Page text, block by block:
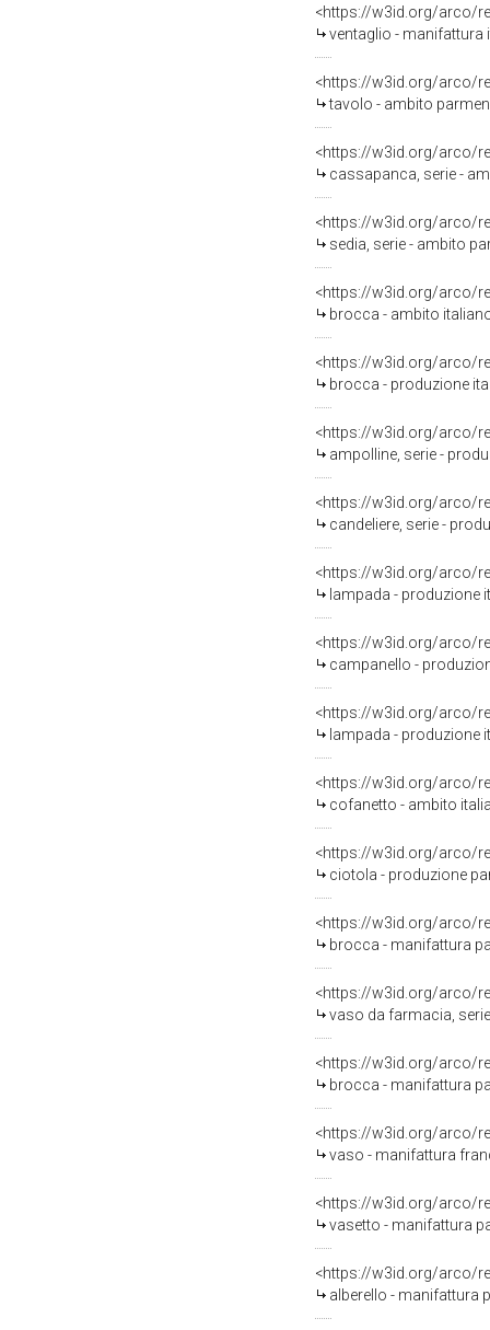
<https://w3id.org/arco/
ventaglio - manifattura
<https://w3id.org/arco/
tavolo - ambito
<https://w3id.org/arco/
cassapanca, serie -
<https://w3id.org/arco/
sedia, serie - ambito
<https://w3id.org/arco/
brocca - ambito
<https://w3id.org/arco/
brocca - produzione
<https://w3id.org/arco/
ampolline, serie -
<https://w3id.org/arco/
candeliere, serie -
<https://w3id.org/arco/
lampada - produzione
<https://w3id.org/arco/
campanello -
<https://w3id.org/arco/
lampada - produzione
<https://w3id.org/arco/
cofanetto - ambito
<https://w3id.org/arco/
ciotola - produzione
<https://w3id.org/arco/
brocca - manifattura
<https://w3id.org/arco/
vaso da farmacia,
<https://w3id.org/arco/
brocca - manifattura
<https://w3id.org/arco/
vaso - manifattura
<https://w3id.org/arco/
vasetto - manifattura
<https://w3id.org/arco/
alberello - manifattura